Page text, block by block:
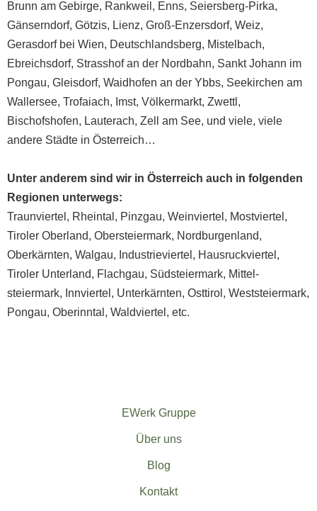
Brunn am Gebirge, Rankweil, Enns, Seiersberg-Pirka,
Gänserndorf, Götzis, Lienz, Groß-Enzersdorf, Weiz,
Gerasdorf bei Wien, Deutschlandsberg, Mistelbach,
Ebreichsdorf, Strasshof an der Nordbahn, Sankt Johann im
Pongau, Gleisdorf, Waidhofen an der Ybbs, Seekirchen am
Wallersee, Trofaiach, Imst, Völkermarkt, Zwettl,
Bischofshofen, Lauterach, Zell am See, und viele, viele
andere Städte in Österreich…
Unter anderem sind wir in Österreich auch in folgenden
Regionen unterwegs:
Traunviertel , Rheintal , Pinzgau, Weinviertel , Mostviertel ,
Tiroler Oberland, Ober­steiermark, Nord­burgenland,
Oberkärnten, Walgau, Industrieviertel , Hausruck­viertel ,
Tiroler Unterland, Flachgau, Südsteiermark, Mittel­
steiermark, Innviertel , Unterkärnten, Osttirol , Weststeiermark,
Pongau, Oberinntal , Waldviertel , etc.
EWerk Gruppe
Über uns
Blog
Kontakt